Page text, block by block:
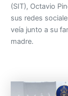
(SIT), Octavio
sus redes
veía junto a su
madre.